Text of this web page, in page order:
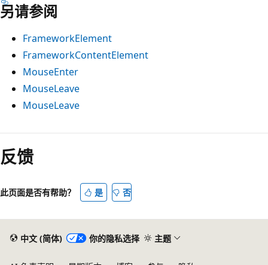
另请参阅
FrameworkElement
FrameworkContentElement
MouseEnter
MouseLeave
MouseLeave
阅
读
模
已
反馈
此页面是否有帮助？ 是 否
中文 (简体) 你的隐私选择 主题